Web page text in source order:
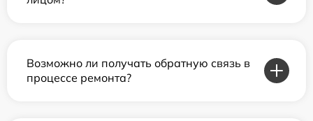
Возможно ли получать обратную связь в
процессе ремонта?